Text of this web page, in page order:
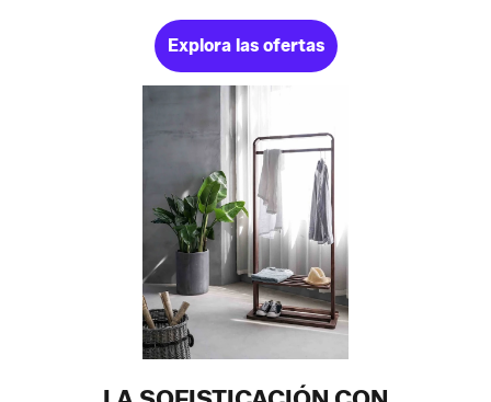
Explora las ofertas